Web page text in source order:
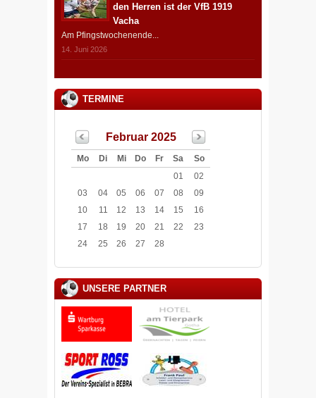
den Herren ist der VfB 1919
Vacha
Am Pfingstwochenende...
14. Juni 2026
TERMINE
Februar 2025
Mo Di Mi Do Fr Sa
So
01
02
03
04 05 06 07 08
09
10
11 12 13 14 15
16
17
18 19 20 21 22
23
24
25 26 27 28
UNSERE PARTNER